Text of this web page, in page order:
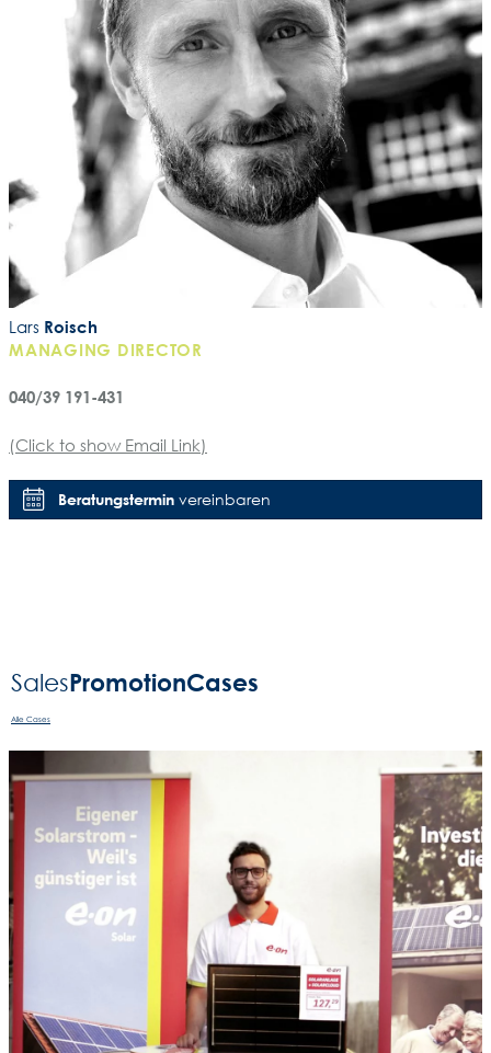
Lars Roisch
MANAGING DIRECTOR
040/39 191-431
(Click to show Email Link)
Beratungsterminvereinbaren
SalesPromotionCases
Alle Cases